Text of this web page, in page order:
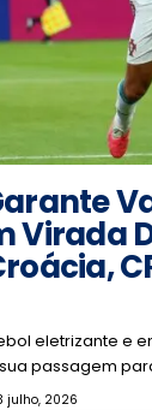
Virada
eletrizante e
passagem
julho, 2026